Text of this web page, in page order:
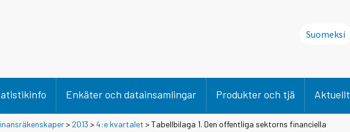
Suomeksi
Enkäter och datainsamlingar Produkter och tjä Aktuellt
> 2013 >4:e kvartalet > Tabellbilaga 1. Den offentliga sektorns financiella